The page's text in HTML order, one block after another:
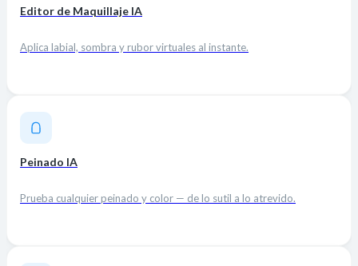
Editor de Maquillaje IA
Aplica labial, sombra y rubor virtuales al instante.
Peinado IA
Prueba cualquier peinado y color — de lo sutil a lo atrevido.